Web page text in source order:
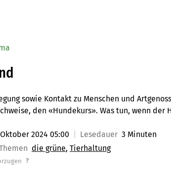
sowie Kontakt zu Menschen und
den «Hundekurs». Was tun, wenn der
2024 05:00 Lesedauer 3 Minuten
die grüne Tierhaltung
?